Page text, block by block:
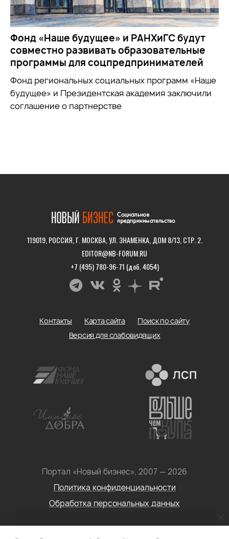
Фонд «Наше будущее» и РАНХиГС будут
совместно развивать образовательные
программы для соцпредпринимателей
Фонд региональных социальных программ «Наше
будущее» и Президентская академия заключили
соглашение о партнерстве
119019, РОССИЯ, Г. МОСКВА, УЛ. ЗНАМЕНКА, ДОМ 8/13, СТР. 2.
EDITOR@NB-FORUM.RU
+7 (495) 780-96-71 (доб. 4054)
Портал «Новый бизнес», 2007 — 2026
Политика конфиденциальности
Обработка персональных данных
Контакты Карта сайта
Поиск по сайту
Версия для слабовидящих
Условия использования информации с сайта: Материалы